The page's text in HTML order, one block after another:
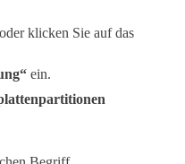
oder klicken Sie auf das
ein.